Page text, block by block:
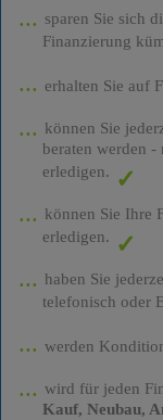
sparen Sie sich
Finanzierung
erhalten Sie auf
können Sie
beraten werden
erledigen.
können Sie Ihre
erledigen.
haben Sie
telefonisch oder
werden
wird für jeden
Kauf, Neubau,